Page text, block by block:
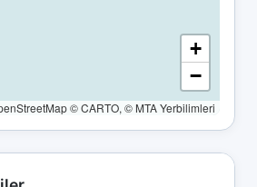
+
−
© CARTO, © MTA Yerbilimleri